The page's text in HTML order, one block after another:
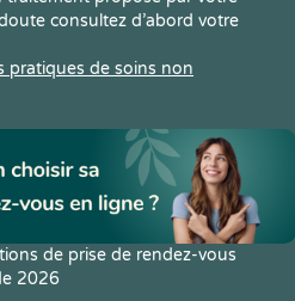
consultez d’abord votre
pratiques de soins non
de prise de rendez-vous
2026